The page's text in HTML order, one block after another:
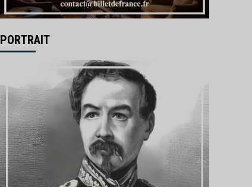
PORTRAIT